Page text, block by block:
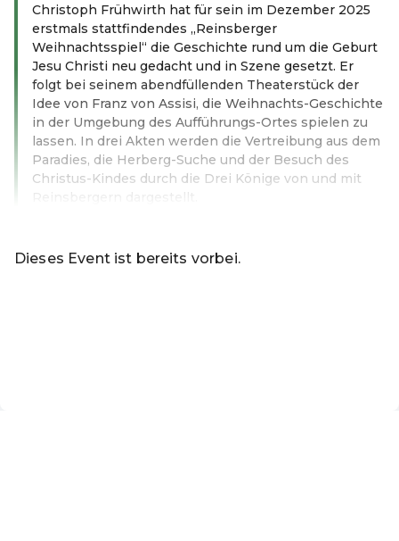
Christoph Frühwirth hat für sein im Dezember 2025
erstmals stattfindendes „Reinsberger
Weihnachtsspiel“ die Geschichte rund um die Geburt
Jesu Christi neu gedacht und in Szene gesetzt. Er
folgt bei seinem abendfüllenden Theaterstück der
Idee von Franz von Assisi, die Weihnachts-Geschichte
in der Umgebung des Aufführungs-Ortes spielen zu
lassen. In drei Akten werden die Vertreibung aus dem
Paradies, die Herberg-Suche und der Besuch des
Christus-Kindes durch die Drei Könige von und mit
Reinsbergern dargestellt.
Dieses Event ist bereits vorbei.